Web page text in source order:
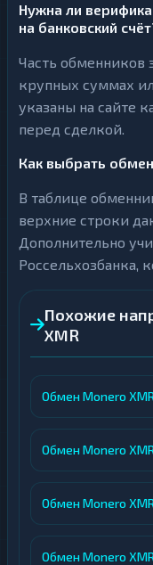
Нужна ли
на банковский
Часть обменников
крупных суммах
указаны на сайте
перед сделкой.
Как выбрать
В таблице
верхние строки
Дополнительно
Россельхозбанка,
Похожие
XMR
Обмен Monero
Обмен Monero
Обмен Monero
Обмен Monero